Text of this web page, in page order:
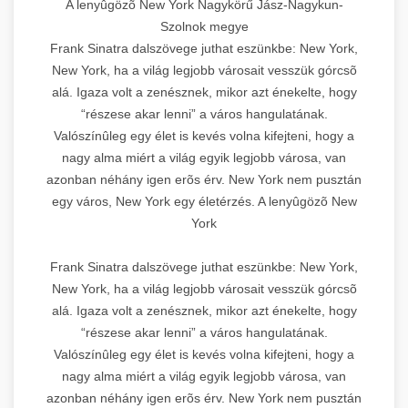
A lenyûgözõ New York Nagykörű Jász-Nagykun-
Szolnok megye
Frank Sinatra dalszövege juthat eszünkbe: New York,
New York, ha a világ legjobb városait vesszük górcsõ
alá. Igaza volt a zenésznek, mikor azt énekelte, hogy
“részese akar lenni” a város hangulatának.
Valószínûleg egy élet is kevés volna kifejteni, hogy a
nagy alma miért a világ egyik legjobb városa, van
azonban néhány igen erõs érv. New York nem pusztán
egy város, New York egy életérzés. A lenyûgözõ New
York
Frank Sinatra dalszövege juthat eszünkbe: New York,
New York, ha a világ legjobb városait vesszük górcsõ
alá. Igaza volt a zenésznek, mikor azt énekelte, hogy
“részese akar lenni” a város hangulatának.
Valószínûleg egy élet is kevés volna kifejteni, hogy a
nagy alma miért a világ egyik legjobb városa, van
azonban néhány igen erõs érv. New York nem pusztán